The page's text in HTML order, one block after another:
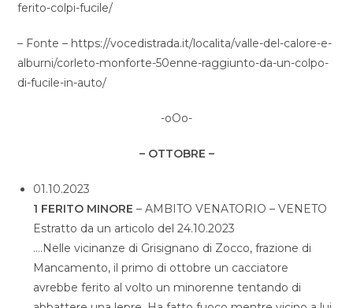
ferito-colpi-fucile/
– Fonte – https://vocedistrada.it/localita/valle-del-calore-e-
alburni/corleto-monforte-50enne-raggiunto-da-un-colpo-
di-fucile-in-auto/
-oOo-
– OTTOBRE –
01.10.2023
1 FERITO MINORE – AMBITO VENATORIO – VENETO
Estratto da un articolo del 24.10.2023
….Nelle vicinanze di Grisignano di Zocco, frazione di
Mancamento, il primo di ottobre un cacciatore
avrebbe ferito al volto un minorenne tentando di